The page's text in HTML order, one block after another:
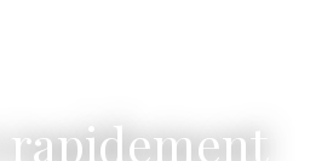
rapidement